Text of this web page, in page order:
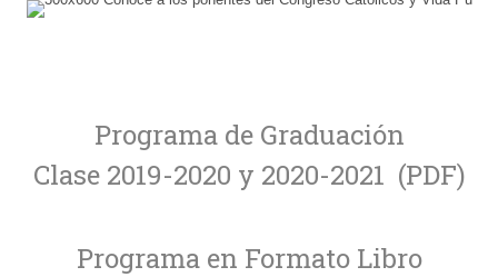
Programa de Graduación
Clase 2019-2020 y 2020-2021 (PDF)
Programa en Formato Libro